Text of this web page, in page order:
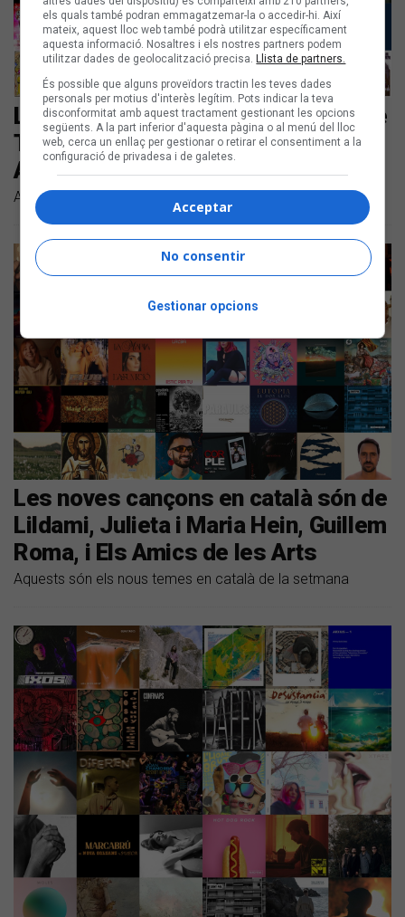
Les noves cançons en català són de
Triquell, 31FAM, Gertrudis i Anna
Andreu amb Rita Payés & Pol Batlle
Aquests són els nous temes en català de la setmana
Les noves cançons en català són de
Lildami, Julieta i Maria Hein, Guillem
Roma, i Els Amics de les Arts
Aquests són els nous temes en català de la setmana
els quals també podran emmagatzemar-la o accedir-hi. Així
mateix, aquest lloc web també podrà utilitzar específicament
aquesta informació. Nosaltres i els nostres partners podem
utilitzar dades de geolocalització precisa. Llista de partners.
És possible que alguns proveïdors tractin les teves dades
personals per motius d'interès legítim. Pots indicar la teva
disconformitat amb aquest tractament gestionant les opcions
següents. A la part inferior d'aquesta pàgina o al menú del lloc
web, cerca un enllaç per gestionar o retirar el consentiment a la
configuració de privadesa i de galetes.
Acceptar
No consentir
Gestionar opcions